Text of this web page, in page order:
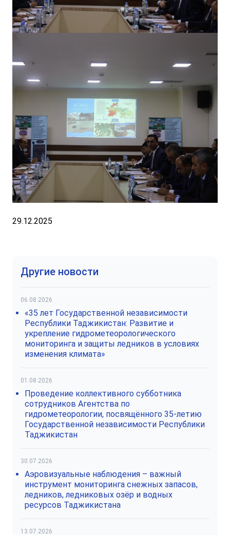
29.12.2025
Другие новости
06.08.2026
«35 лет Государственной независимости
Республики Таджикистан: Развитие и
укрепление гидрометеорологического
мониторинга и защиты ледников в условиях
изменения климата»
01.08.2026
Проведение коллективного субботника
сотрудников Агентства по
гидрометеорологии, посвящённого 35-летию
Государственной независимости Республики
Таджикистан
30.07.2026
Аэровизуальные наблюдения – важный
инструмент мониторинга снежных запасов,
ледников, ледниковых озёр и водных
ресурсов Таджикистана
13.07.2026